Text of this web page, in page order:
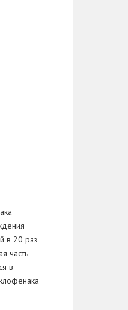
в 20 раз
часть
в